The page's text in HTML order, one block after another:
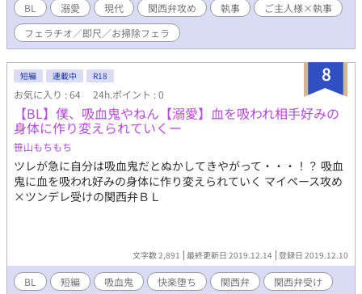
BL 溺愛 現代 関西弁攻め 執事
ご主人様×執事
フェラチオ／即尺／お掃除フェラ
8
短編 連載中 R18
お気に入り : 64 24h.ポイント : 0
【BL】僕、吸血鬼やねん【溺愛】血を吸われ相手好みの
身体に作り変えられていくー
笹山もちもち
ツレが急に自分は吸血鬼だとぬかしてきやがって・・・！？ 吸血
鬼に血を吸われ好みの身体に作り変えられていく マイペース攻め
×ツンデレ受けの関西弁ＢＬ
文字数 2,891 最終更新日 2019.12.14 登録日 2019.12.10
BL 短編 吸血鬼 快楽堕ち 関西弁
関西弁受け